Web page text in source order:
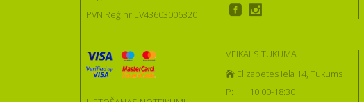
PVN Reģ.nr LV43603006320
VEIKALS TUKUMĀ
Elizabetes iela 14, Tukums
P:
10:00-18:30